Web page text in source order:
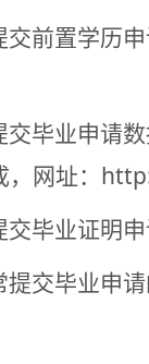
交前置学历
交毕业申请
网址：
交毕业证明
提交毕业申